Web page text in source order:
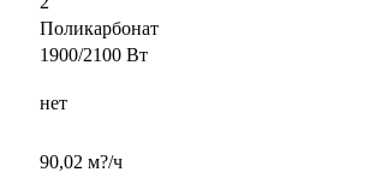
Поликарбонат
1900/2100 Вт
нет
90,02 м?/ч